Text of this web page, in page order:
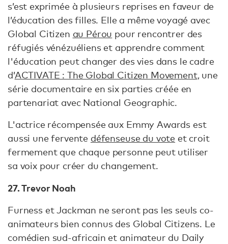
s’est exprimée à plusieurs reprises en faveur de
l’éducation des filles. Elle a même voyagé avec
Global Citizen au Pérou pour rencontrer des
réfugiés vénézuéliens et apprendre comment
l'éducation peut changer des vies dans le cadre
d’ACTIVATE : The Global Citizen Movement, une
série documentaire en six parties créée en
partenariat avec National Geographic.
L'actrice récompensée aux Emmy Awards est
aussi une fervente défenseuse du vote et croit
fermement que chaque personne peut utiliser
sa voix pour créer du changement.
27. Trevor Noah
Furness et Jackman ne seront pas les seuls co-
animateurs bien connus des Global Citizens. Le
comédien sud-africain et animateur du Daily